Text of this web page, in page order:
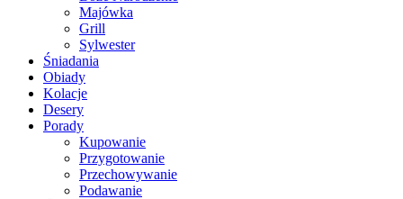
Majówka
Grill
Sylwester
Śniadania
Obiady
Kolacje
Desery
Porady
Kupowanie
Przygotowanie
Przechowywanie
Podawanie